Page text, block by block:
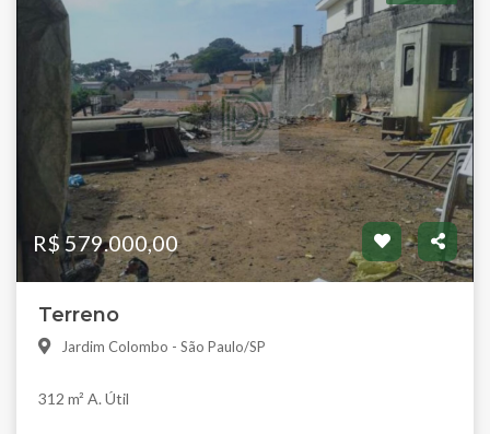
R$ 579.000,00
Terreno
Jardim Colombo - São Paulo/SP
312 m² A. Útil